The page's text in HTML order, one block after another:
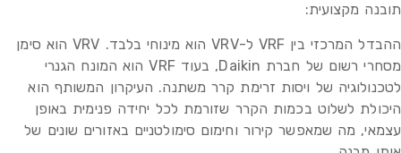
תובנה מקצועית:
ההבדל המרכזי בין VRF ל-VRV הוא מינוחי בלבד. VRV הוא סימן
מסחרי רשום של חברת Daikin, בעוד VRF הוא המונח הגנרי
לטכנולוגיה של ויסות זרימת קרר משתנה. העיקרון המשותף הוא
היכולת לשלוט בכמות הקרר שזורמת לכל יחידה פנימית באופן
עצמאי, מה שמאפשר קירור וחימום סימולטניים באזורים שונים של